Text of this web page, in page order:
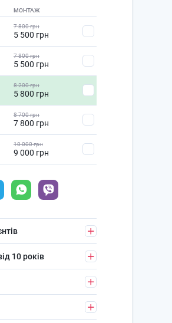
МОНТАЖ
7 800 грн
5 500 грн
7 800 грн
5 500 грн
8 200 грн
5 800 грн
8 700 грн
7 800 грн
10 000 грн
9 000 грн
10 років